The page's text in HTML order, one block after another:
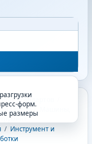
форм.
размеры
стандартов
/
/ Инструмент и